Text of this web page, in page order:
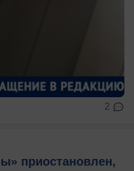
2
приостановлен,